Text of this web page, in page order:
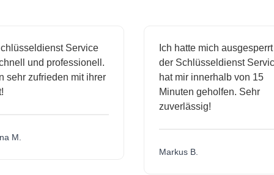
Service
und professionell.
zufrieden mit ihrer
M.
Ich hatte mich ausgesperrt
der Schlüsseldienst Service
hat mir innerhalb von 15
Minuten geholfen. Sehr
zuverlässig!
Markus B.